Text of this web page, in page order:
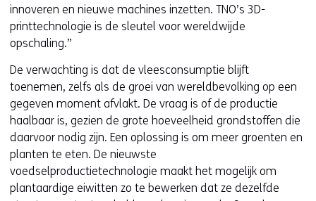
innoveren en nieuwe machines inzetten. TNO’s 3D-
printtechnologie is de sleutel voor wereldwijde
opschaling.”
De verwachting is dat de vleesconsumptie blijft
toenemen, zelfs als de groei van wereldbevolking op een
gegeven moment afvlakt. De vraag is of de productie
haalbaar is, gezien de grote hoeveelheid grondstoffen die
daarvoor nodig zijn. Een oplossing is om meer groenten en
planten te eten. De nieuwste
voedselproductietechnologie maakt het mogelijk om
plantaardige eiwitten zo te bewerken dat ze dezelfde